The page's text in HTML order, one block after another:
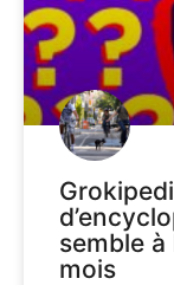
semble à
mois